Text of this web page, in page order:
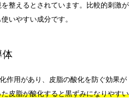
整えるとされています。比較的刺激が
いやすい成分です。
作用があり、皮脂の酸化を防ぐ効果が
皮脂が酸化すると黒ずみになりやすい